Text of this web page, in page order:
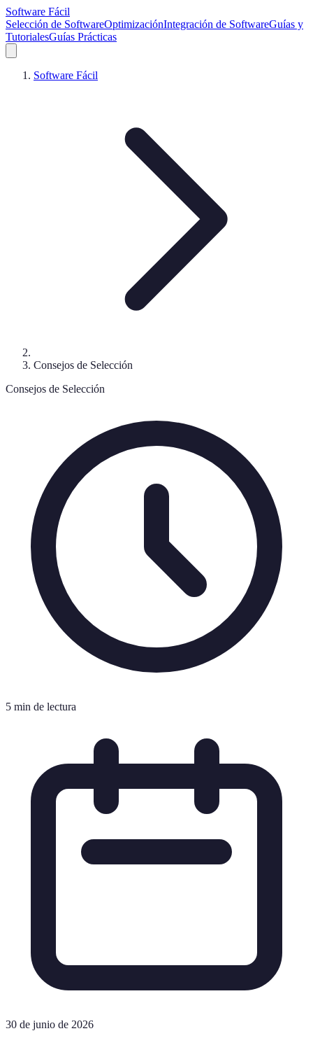
Software Fácil
Selección de SoftwareOptimizaciónIntegración de SoftwareGuías y
TutorialesGuías Prácticas
Software Fácil
Consejos de Selección
Consejos de Selección
5 min de lectura
30 de junio de 2026